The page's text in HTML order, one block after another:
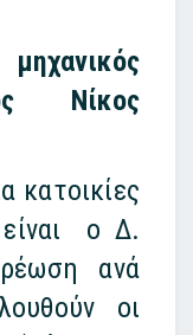
Νίκος
κατοικίες
ο Δ.
ανά
οι